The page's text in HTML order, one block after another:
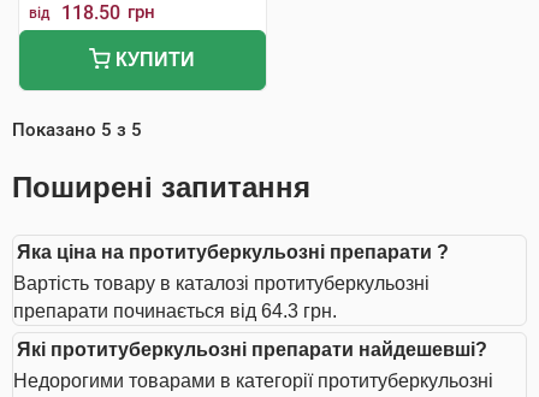
від 118.50 грн
КУПИТИ
Показано 5 з 5
Поширені запитання
Яка ціна на протитуберкульозні препарати ?
Вартість товару в каталозі протитуберкульозні
препарати починається від 64.3 грн.
Які протитуберкульозні препарати найдешевші?
Недорогими товарами в категорії протитуберкульозні